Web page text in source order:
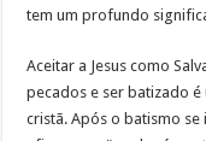
tem um profundo
Aceitar a Jesus como
pecados e ser batizado
cristã. Após o batismo se